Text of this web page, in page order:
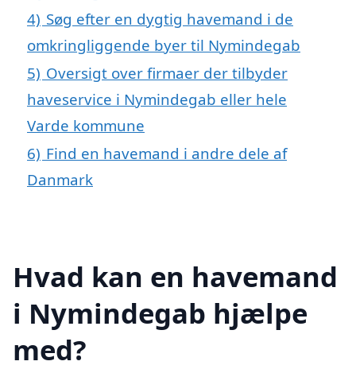
4) Søg efter en dygtig havemand i de
omkringliggende byer til Nymindegab
5) Oversigt over firmaer der tilbyder
haveservice i Nymindegab eller hele
Varde kommune
6) Find en havemand i andre dele af
Danmark
Hvad kan en havemand
i Nymindegab hjælpe
med?